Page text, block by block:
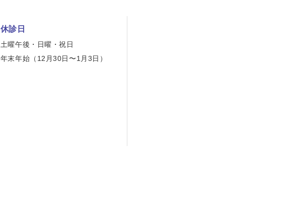
休診日
土曜午後・日曜・祝日
年末年始（12月30日〜1月3日）